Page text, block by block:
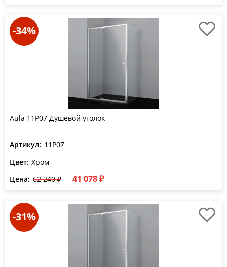
-34%
Aula 11P07 Душевой уголок
Артикул: 11P07
Цвет: Хром
Цена: 62 240 ₽ 41 078 ₽
-31%